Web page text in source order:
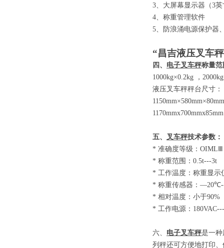
3、大屏幕显示器 （3英
4、称重管理软件
5、防浪涌电源保护器
“昌吉液压叉车
四、 电子叉车秤称量范
1000kg×0.2kg
，
液压叉车秤秤台尺寸：
1150mm×580mm×80mm
1170mmx700mmx85mm
五、 叉车秤技术参数 ：
* 准确度等级：
* 称重范围：
* 工作温度：称重显示
* 称重传感器：
* 相对温度：小于
* 工作电源：
六、 电子叉车秤是一
列秤还可方便地打印